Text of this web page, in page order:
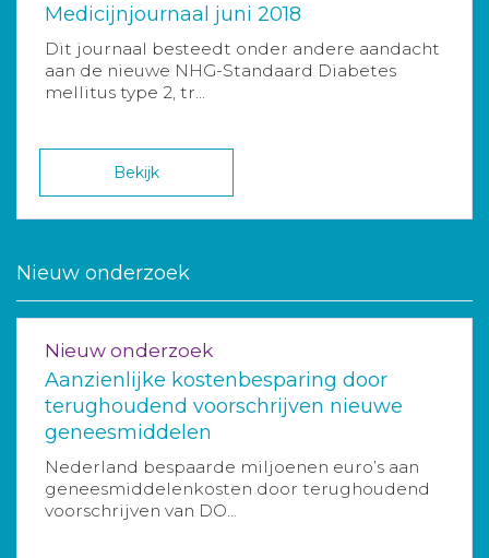
Medicijnjournaal juni 2018
Dit journaal besteedt onder andere aandacht
aan de nieuwe NHG-Standaard Diabetes
mellitus type 2, tr...
Bekijk
Nieuw onderzoek
Nieuw onderzoek
Aanzienlijke kostenbesparing door
terughoudend voorschrijven nieuwe
geneesmiddelen
Nederland bespaarde miljoenen euro’s aan
geneesmiddelenkosten door terughoudend
voorschrijven van DO...